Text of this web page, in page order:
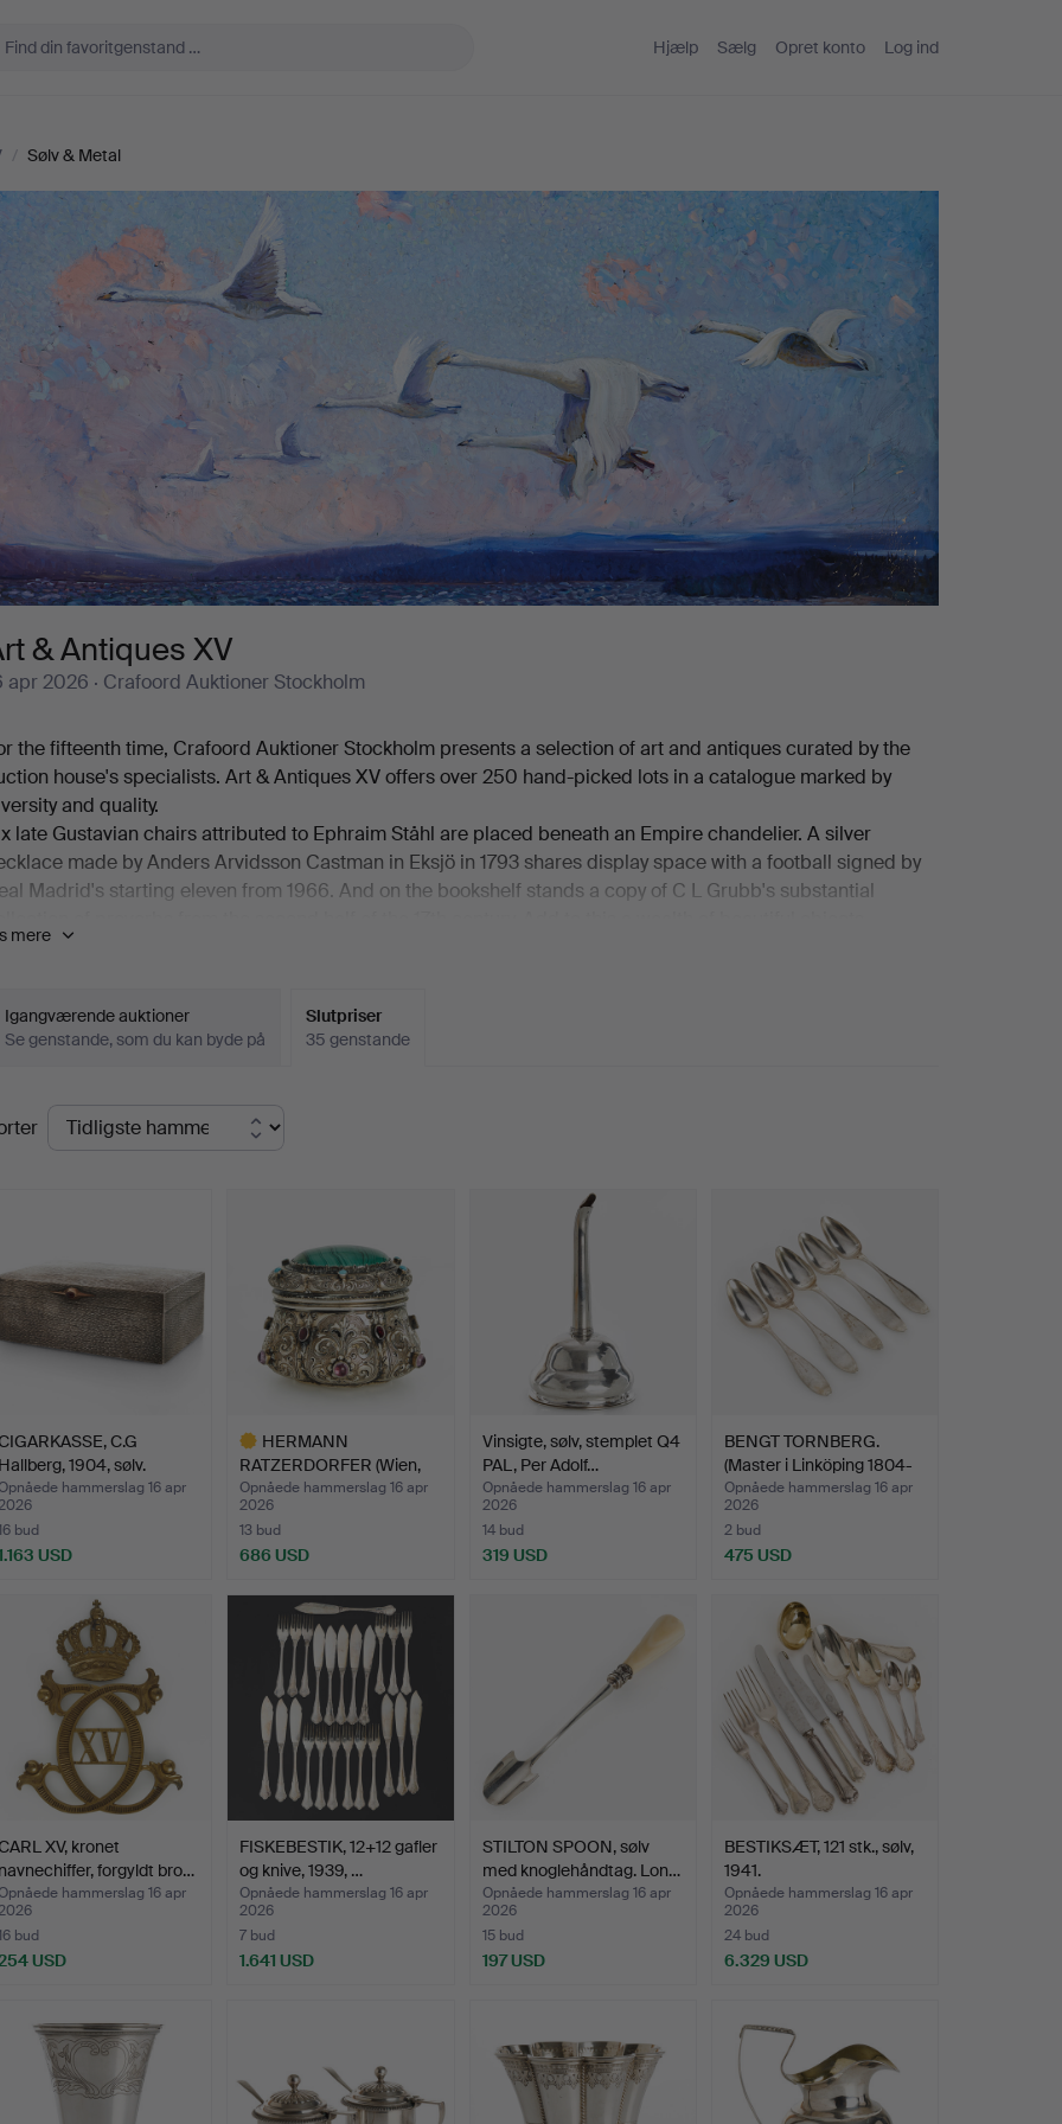
Hjælp Sælg Opret konto Log ind
/ Sølv & Metal
& Antiques XV
apr 2026 · Crafoord Auktioner Stockholm
the fifteenth time, Crafoord Auktioner Stockholm presents a selection of art and antiques curated by the
house's specialists. Art & Antiques XV offers over 250 hand-picked lots in a catalogue marked by
and quality.
late Gustavian chairs attributed to Ephraim Ståhl are placed beneath an Empire chandelier. A silver
made by Anders Arvidsson Castman in Eksjö in 1793 shares display space with a football signed by
Madrid's starting eleven from 1966. And on the bookshelf stands a copy of C L Grubb's substantial
a mahogany chiffonier by Carl Hendric Blom, a Japonesque folding screen, a ladle holder, a cameo
of substantial caryatids and much more besides.
mere
Igangværende auktioner
Se genstande, som du kan byde på
Slutpriser
35 genstande
C.G
1904, sølv.
hammerslag 16 apr
bud
USD
HERMANN
RATZERDORFER (Wien,
aktiv 1843-188…
Opnåede hammerslag 16 apr
2026
13 bud
686 USD
genstand
Vinsigte, sølv, stemplet Q4
PAL, Per Adolf…
Opnåede hammerslag 16 apr
2026
14 bud
319 USD
BENGT TORNBERG.
(Master i Linköping 1804-
1…
Opnåede hammerslag 16 apr
2026
2 bud
475 USD
XV, kronet
forgyldt bro…
hammerslag 16 apr
bud
USD
FISKEBESTIK, 12+12 gafler
og knive, 1939, …
Opnåede hammerslag 16 apr
2026
7 bud
1.641 USD
STILTON SPOON, sølv
med knoglehåndtag. Lon…
Opnåede hammerslag 16 apr
2026
15 bud
197 USD
BESTIKSÆT, 121 stk., sølv,
1941.
Opnåede hammerslag 16 apr
2026
24 bud
6.329 USD